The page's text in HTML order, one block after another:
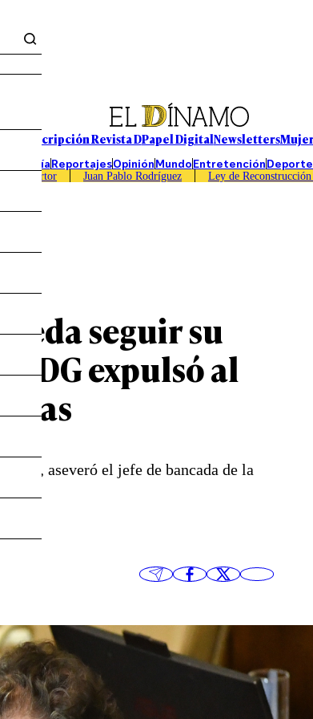
Suscripción Revista DPapel DigitalNewsletters
EconomíaReportajesOpiniónMundoEntretención
Caso Sartor Juan Pablo Rodríguez Ley de
seguir su
expulsó al
aseveró el jefe de bancada de la